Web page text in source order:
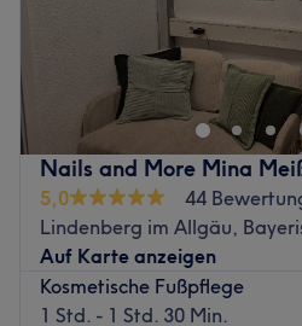
Nails and More Mina
5,0
44
Lindenberg im Allgäu,
Auf Karte anzeigen
Kosmetische Fußpflege
1 Std. - 1 Std. 30 Min.